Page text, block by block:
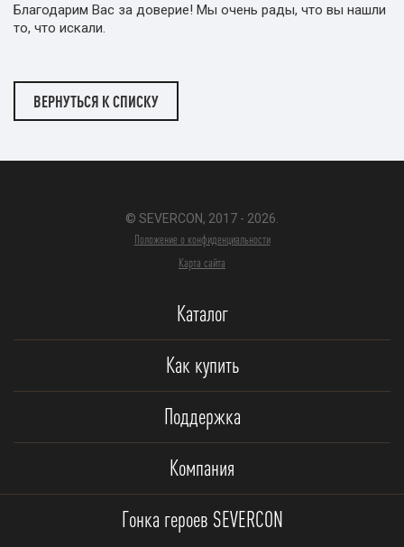
Благодарим Вас за доверие! Мы очень рады, что вы нашли
то, что искали.
ВЕРНУТЬСЯ К СПИСКУ
© SEVERCON, 2017 - 2026.
Положение о конфиденциальности
Карта сайта
Каталог
Как купить
Поддержка
Компания
Гонка героев SEVERCON